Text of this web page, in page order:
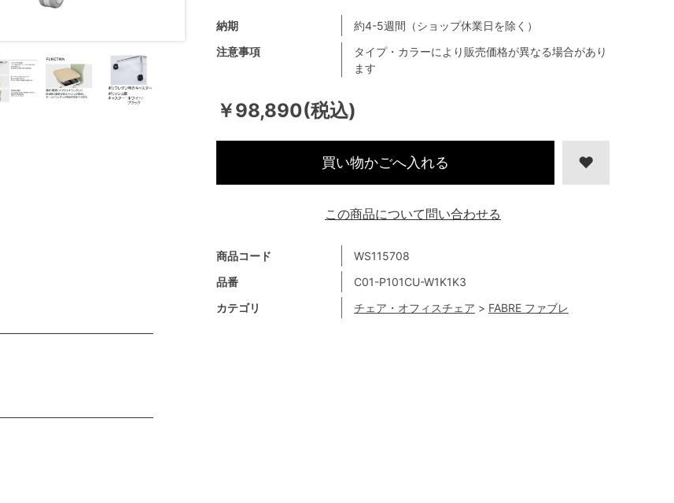
￥98,890(税込)
商品コード
WS115708
品番
C01-P101CU-W1K1K3
カテゴリ
チェア・オフィスチェア > FABRE ファブレ
注意事項
タイプ・カラーにより販売価格が異なる場合があり
ます
納期 約4-5週間（ショップ休業日を除く）
買い物かごへ入れる
この商品について問い合わせる